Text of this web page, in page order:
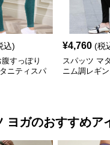
込)
すっぽり
ニティスパ
¥4,760 (税
スパッツ マ
ニム調レギ
ヨガのおすすめア